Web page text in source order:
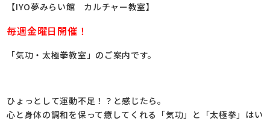
【IYO夢みらい館 カルチャー教室】
毎週金曜日開催！
「気功・太極拳教室」のご案内です。
ひょっとして運動不足！？と感じたら。
心と身体の調和を保って癒してくれる「気功」と「太極拳」はい